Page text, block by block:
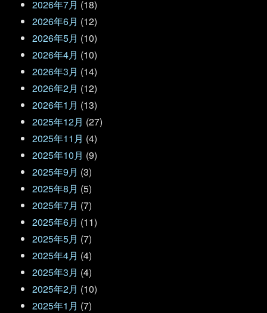
2026年7月 (18)
2026年6月 (12)
2026年5月 (10)
2026年4月 (10)
2026年3月 (14)
2026年2月 (12)
2026年1月 (13)
2025年12月 (27)
2025年11月 (4)
2025年10月 (9)
2025年9月 (3)
2025年8月 (5)
2025年7月 (7)
2025年6月 (11)
2025年5月 (7)
2025年4月 (4)
2025年3月 (4)
2025年2月 (10)
2025年1月 (7)